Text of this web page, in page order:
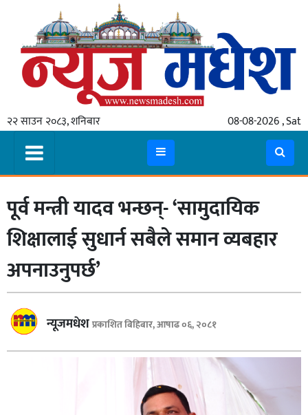
२२ साउन २०८३, शनिबार 08-08-2026 , Sat
गृहपृष्ठ
स्थानीय
प्रदेश
मधेश
प्रदेश
बागमती
पूर्व मन्त्री यादव भन्छन्- ‘सामुदायिक
शिक्षालाई सुधार्न सबैले समान व्यबहार
अपनाउनुपर्छ’
न्यूजमधेशप्रकाशित बिहिबार, आषाढ ०६, २०८१